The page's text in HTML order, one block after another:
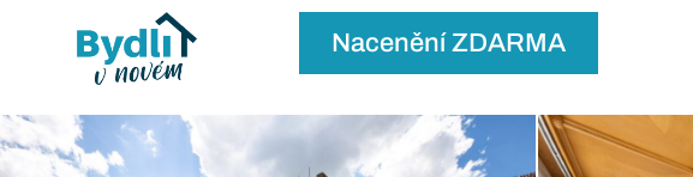
Nacenění ZDARMA